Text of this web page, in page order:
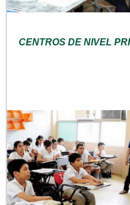
CENTROS DE NIVEL